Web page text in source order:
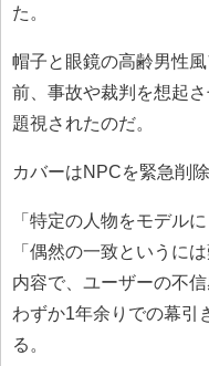
た。
帽子と眼鏡の高齢男性
前、事故や裁判を想起
題視されたのだ。
カバーはNPCを緊急削
「特定の人物をモデル
「偶然の一致というに
内容で、ユーザーの不
わずか1年余りでの幕引
る。